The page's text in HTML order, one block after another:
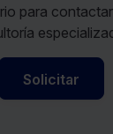
para
Solicitar